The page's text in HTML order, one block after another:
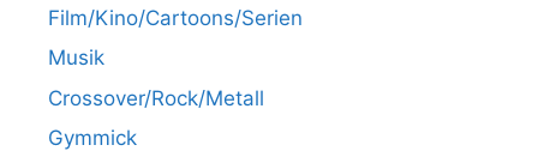
Film/Kino/Cartoons/Serien
Musik
Crossover/Rock/Metall
Gymmick